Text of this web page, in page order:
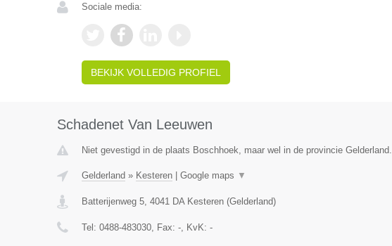
Sociale media:
BEKIJK VOLLEDIG PROFIEL
Schadenet Van Leeuwen
Niet gevestigd in de plaats Boschhoek, maar wel in de provincie Gelderland.
Gelderland » Kesteren| Google maps ▼
Batterijenweg 5, 4041 DA Kesteren(Gelderland)
Tel: 0488-483030, Fax: -, KvK: -